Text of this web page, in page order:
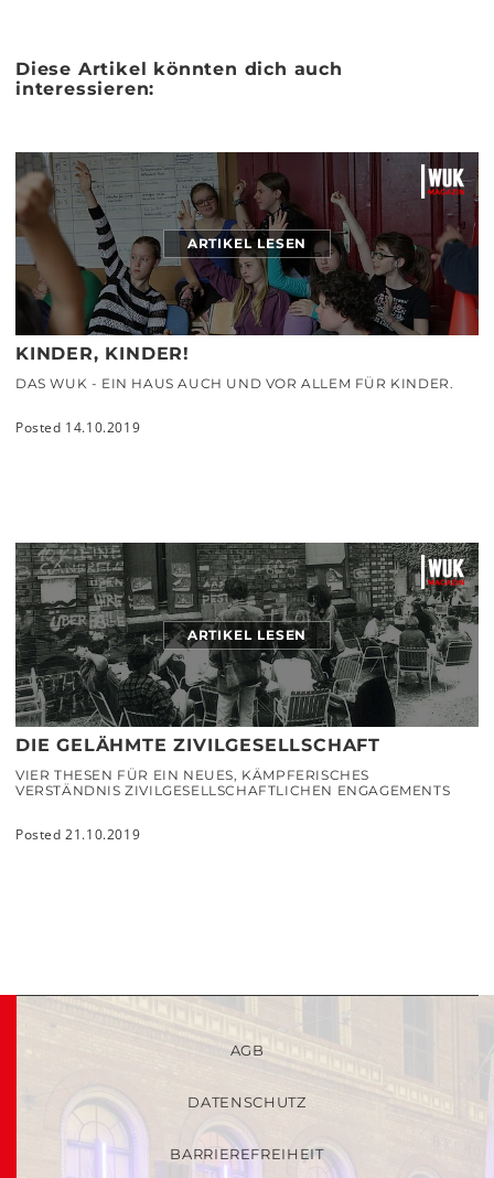
Diese Artikel könnten dich auch
interessieren:
ARTIKEL LESEN
KINDER, KINDER!
DAS WUK - EIN HAUS AUCH UND VOR ALLEM FÜR KINDER.
Posted 14.10.2019
ARTIKEL LESEN
DIE GELÄHMTE ZIVILGESELLSCHAFT
VIER THESEN FÜR EIN NEUES, KÄMPFERISCHES
VERSTÄNDNIS ZIVILGESELLSCHAFTLICHEN ENGAGEMENTS
Posted 21.10.2019
AGB
DATENSCHUTZ
BARRIEREFREIHEIT